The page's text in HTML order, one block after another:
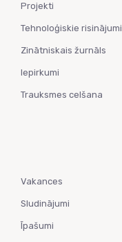
Projekti
Tehnoloģiskie risinājumi
Zinātniskais žurnāls
Iepirkumi
Trauksmes celšana
Vakances
Sludinājumi
Īpašumi